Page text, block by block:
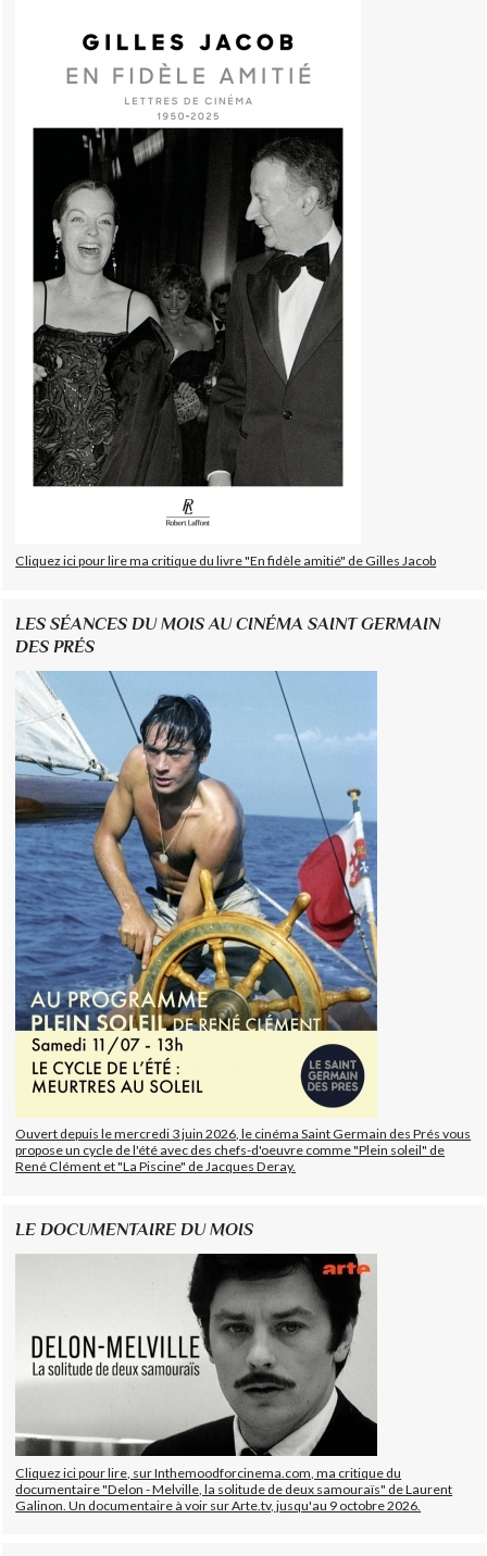
Cliquez ici pour lire ma critique du livre "En fidèle amitié" de Gilles Jacob
LES SÉANCES DU MOIS AU CINÉMA SAINT GERMAIN
DES PRÉS
Ouvert depuis le mercredi 3 juin 2026, le cinéma Saint Germain des Prés vous
propose un cycle de l'été avec des chefs-d'oeuvre comme "Plein soleil" de
René Clément et "La Piscine" de Jacques Deray.
LE DOCUMENTAIRE DU MOIS
Cliquez ici pour lire, sur Inthemoodforcinema.com, ma critique du
documentaire "Delon - Melville, la solitude de deux samouraïs" de Laurent
Galinon. Un documentaire à voir sur Arte.tv, jusqu'au 9 octobre 2026.